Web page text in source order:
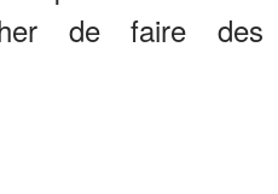
de faire des